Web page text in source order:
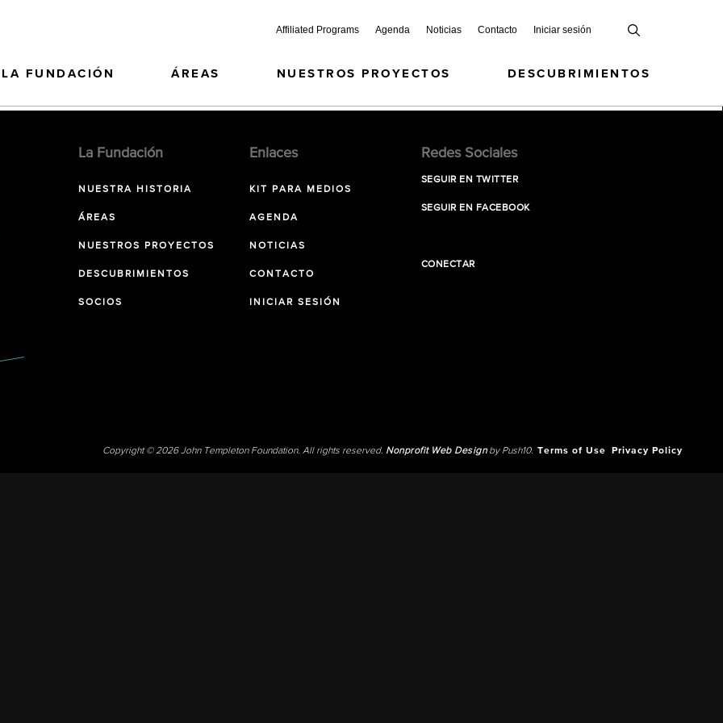
Affiliated Programs Agenda Noticias Contacto Iniciar sesión
LA FUNDACIÓN ÁREAS NUESTROS PROYECTOS DESCUBRIMIENTOS
La Fundación
NUESTRA HISTORIA
ÁREAS
NUESTROS PROYECTOS
DESCUBRIMIENTOS
SOCIOS
Enlaces
KIT PARA MEDIOS
AGENDA
NOTICIAS
CONTACTO
INICIAR SESIÓN
Redes Sociales
SEGUIR EN TWITTER
SEGUIR EN FACEBOOK
CONECTAR
Copyright © 2026 John Templeton Foundation. All rights reserved. Nonprofit Web Designby Push10. Terms of Use Privacy Policy